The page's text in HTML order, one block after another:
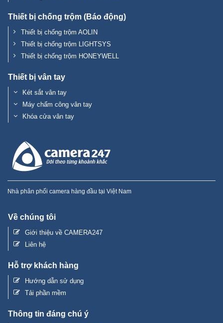
Thiết bị chống trộm (Báo động)
Thiết bị chống trộm AOLIN
Thiết bị chống trộm LIGHTSYS
Thiết bị chống trộm HONEYWELL
Thiết bị vân tay
Két sắt vân tay
Máy chấm công vân tay
Khóa cửa vân tay
Nhà phân phối camera hàng đầu tại Việt Nam
Về chúng tôi
Giới thiệu về CAMERA247
Liên hệ
Hỗ trợ khách hàng
Hướng dẫn sử dụng
Tải phần mềm
Thông tin đáng chú ý